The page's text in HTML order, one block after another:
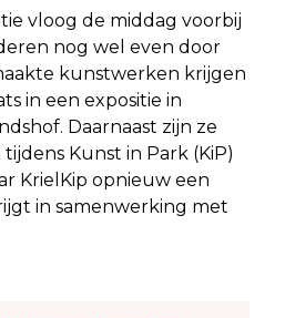
vloog de middag voorbij
nog wel even door
kunstwerken krijgen
in een expositie in
Daarnaast zijn ze
Kunst in Park (KiP)
KrielKip opnieuw een
in samenwerking met